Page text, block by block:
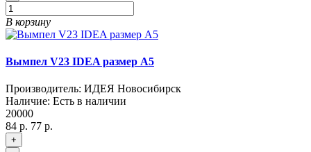
В корзину
Вымпел V23 IDEA размер A5
Производитель: ИДЕЯ Новосибирск
Наличие: Есть в наличии
20000
84 р. 77 р.
+